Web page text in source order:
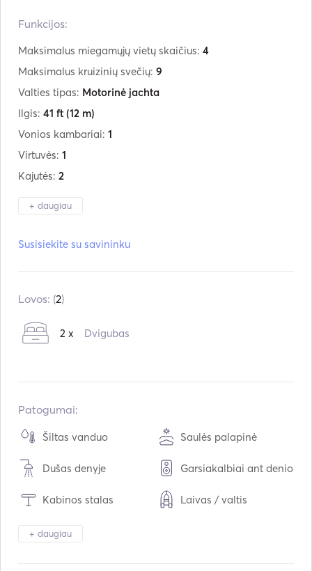
Funkcijos:
Maksimalus miegamųjų vietų skaičius: 4
Maksimalus kruizinių svečių: 9
Valties tipas: Motorinė jachta
Ilgis: 41 ft (12 m)
Vonios kambariai: 1
Virtuvės: 1
Kajutės: 2
+ daugiau
Varikliai:2 x 435hp
Vartojimas:
130 L /val.
Susisiekite su savininku
Lovos: (2)
2 x Dvigubas
Patogumai:
Šiltas vanduo Saulės palapinė
Dušas denyje Garsiakalbiai ant denio
Kabinos stalas Laivas / valtis
Žiūronai
+ daugiau